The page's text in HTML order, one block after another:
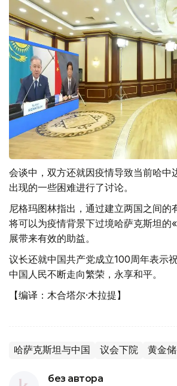
会谈中，双方还就因疫情导致当前哈中
出现的一些困难进行了讨论。
尼格玛图林指出，通过建立两国之间的
将可以为疫情背景下过境哈萨克斯坦的
展带来有效的助益。
议长还就中国共产党成立100周年表示
中国人民不断走向繁荣，永享和平。
【编译：木合塔尔·木拉提】
哈萨克斯坦与中国 议会下院 黄金
без автора